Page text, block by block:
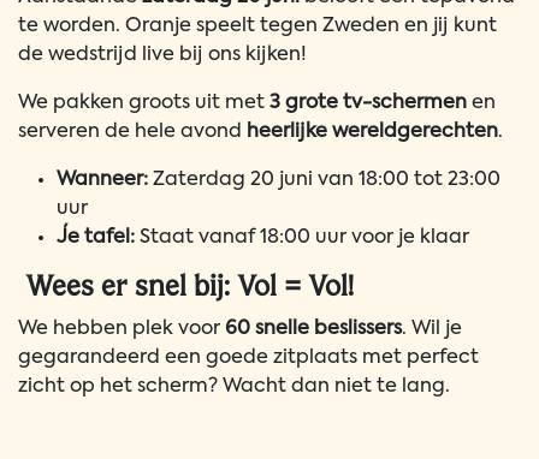
te worden. Oranje speelt tegen Zweden en jij kunt
de wedstrijd live bij ons kijken!
We pakken groots uit met 3 grote tv-schermen en
serveren de hele avond
heerlijke wereldgerechten.
Wanneer: Zaterdag 20 juni van 18:00 tot 23:00
uur
Je tafel: Staat vanaf 18:00 uur voor je klaar
Wees er snel bij: Vol = Vol!
We hebben plek voor 60 snelle beslissers. Wil je
gegarandeerd een goede zitplaats met perfect
zicht op het scherm? Wacht dan niet te lang.